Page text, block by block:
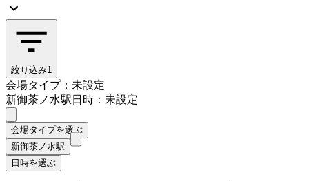
絞り込み1
会場タイプ：未設定
新御茶ノ水駅日時：未設定
会場タイプを選ぶ
新御茶ノ水駅
日時を選ぶ